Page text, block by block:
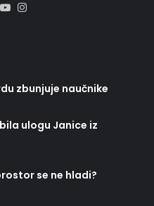
X YouTube
zbunjuje naučnike
ulogu Janice iz
se ne hladi?